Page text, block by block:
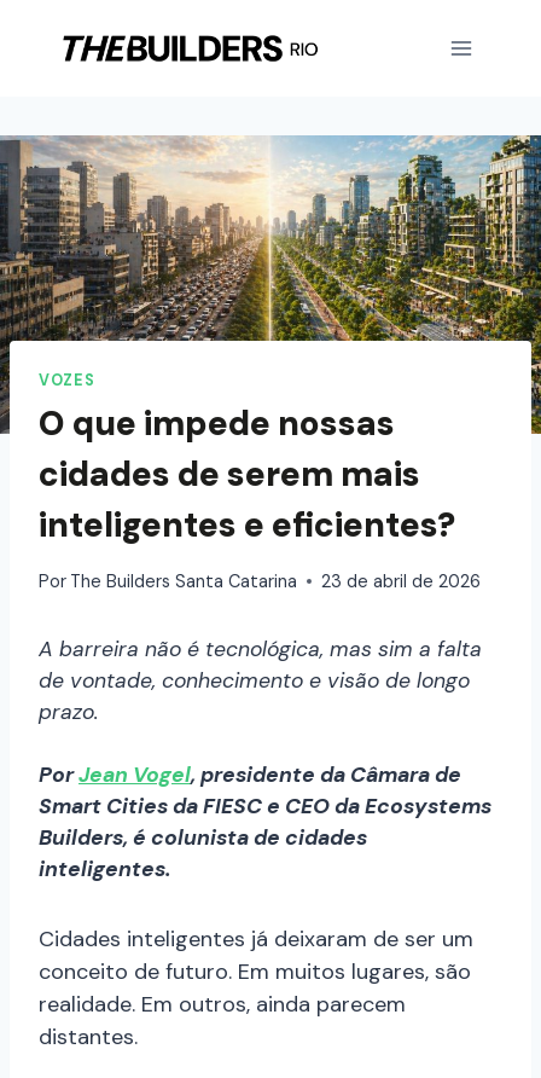
VOZES
O que impede nossas
cidades de serem mais
inteligentes e eficientes?
Por The Builders Santa Catarina 23 de abril de 2026
A barreira não é tecnológica, mas sim a falta
de vontade, conhecimento e visão de longo
prazo.
PorJean Vogel, presidente da Câmara de
Smart Cities da FIESC e CEO da Ecosystems
Builders, é colunista de cidades
inteligentes.
Cidades inteligentes já deixaram de ser um
conceito de futuro. Em muitos lugares, são
realidade. Em outros, ainda parecem
distantes.